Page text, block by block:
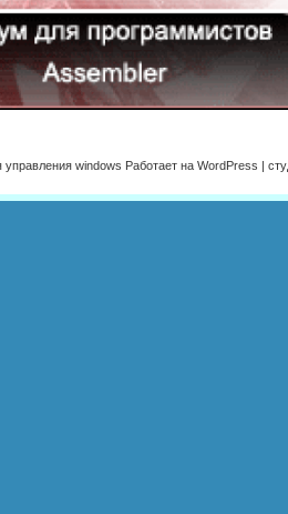
управления windows Работает на WordPress |